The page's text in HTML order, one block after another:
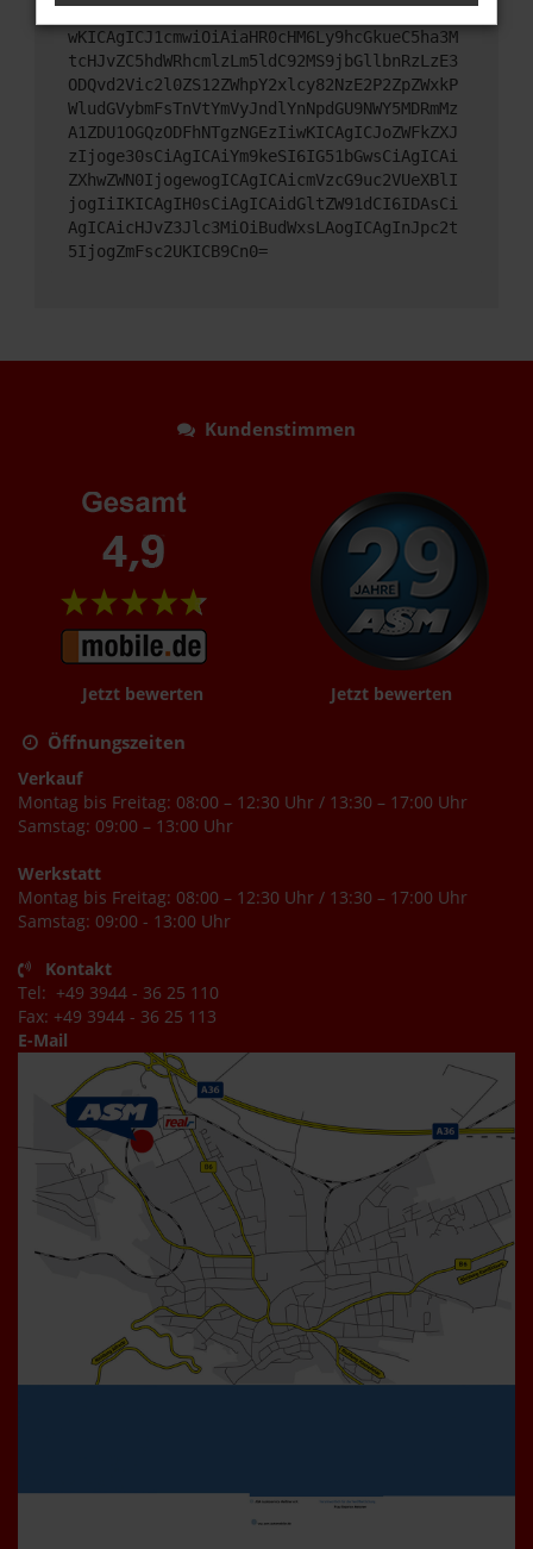
mNvbmZpZyI6IHsKICAgICJtZXRob2QiOiAiR0VUIi
wKICAgICJ1cmwiOiAiaHR0cHM6Ly9hcGkueC5ha3M
tcHJvZC5hdWRhcmlzLm5ldC92MS9jbGllbnRzLzE3
ODQvd2Vic2l0ZS12ZWhpY2xlcy82NzE2P2ZpZWxkP
WludGVybmFsTnVtYmVyJndlYnNpdGU9NWY5MDRmMz
A1ZDU1OGQzODFhNTgzNGEzIiwKICAgICJoZWFkZXJ
zIjoge30sCiAgICAiYm9keSI6IG51bGwsCiAgICAi
ZXhwZWN0IjogewogICAgICAicmVzcG9uc2VUeXBlI
jogIiIKICAgIH0sCiAgICAidGltZW91dCI6IDAsCi
AgICAicHJvZ3Jlc3MiOiBudWxsLAogICAgInJpc2t
5IjogZmFsc2UKICB9Cn0=
Kundenstimmen
Jetzt bewerten Jetzt bewerten
Öffnungszeiten
Verkauf
Montag bis Freitag: 08:00 – 12:30 Uhr / 13:30 – 17:00 Uhr
Samstag: 09:00 – 13:00 Uhr
Werkstatt
Montag bis Freitag: 08:00 – 12:30 Uhr / 13:30 – 17:00 Uhr
Samstag: 09:00 - 13:00 Uhr
Kontakt
Tel: +49 3944 - 36 25 110
Fax: +49 3944 - 36 25 113
E-Mail